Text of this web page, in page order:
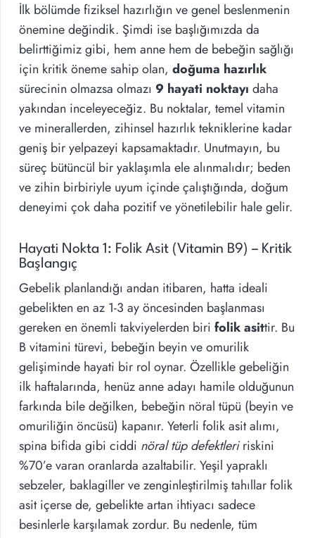
İlk bölümde fiziksel hazırlığın ve genel beslenmenin
önemine değindik. Şimdi ise başlığımızda da
belirttiğimiz gibi, hem anne hem de bebeğin sağlığı
için kritik öneme sahip olan, doğuma hazırlık
sürecinin olmazsa olmazı 9 hayati noktayı daha
yakından inceleyeceğiz. Bu noktalar, temel vitamin
ve minerallerden, zihinsel hazırlık tekniklerine kadar
geniş bir yelpazeyi kapsamaktadır. Unutmayın, bu
süreç bütüncül bir yaklaşımla ele alınmalıdır; beden
ve zihin birbiriyle uyum içinde çalıştığında, doğum
deneyimi çok daha pozitif ve yönetilebilir hale gelir.
Hayati Nokta 1: Folik Asit (Vitamin B9) – Kritik
Başlangıç
Gebelik planlandığı andan itibaren, hatta ideali
gebelikten en az 1-3 ay öncesinden başlanması
gereken en önemli takviyelerden biri folik asittir. Bu
B vitamini türevi, bebeğin beyin ve omurilik
gelişiminde hayati bir rol oynar. Özellikle gebeliğin
ilk haftalarında, henüz anne adayı hamile olduğunun
farkında bile değilken, bebeğin nöral tüpü (beyin ve
omuriliğin öncüsü) kapanır. Yeterli folik asit alımı,
spina bifida gibi ciddi nöral tüp defektleririskini
%70’e varan oranlarda azaltabilir. Yeşil yapraklı
sebzeler, baklagiller ve zenginleştirilmiş tahıllar folik
asit içerse de, gebelikte artan ihtiyacı sadece
besinlerle karşılamak zordur. Bu nedenle, tüm